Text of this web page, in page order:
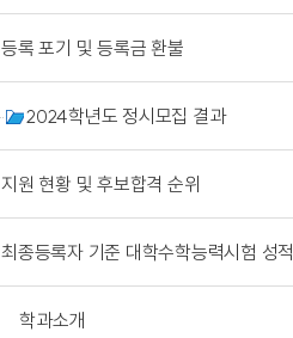
등록 포기 및 등록금 환불
2024학년도 정시모집 결과
지원 현황 및 후보합격 순위
최종등록자 기준 대학수학능력시험 성적
학과소개